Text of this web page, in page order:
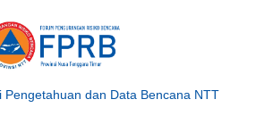
Pengetahuan dan Data Bencana NTT